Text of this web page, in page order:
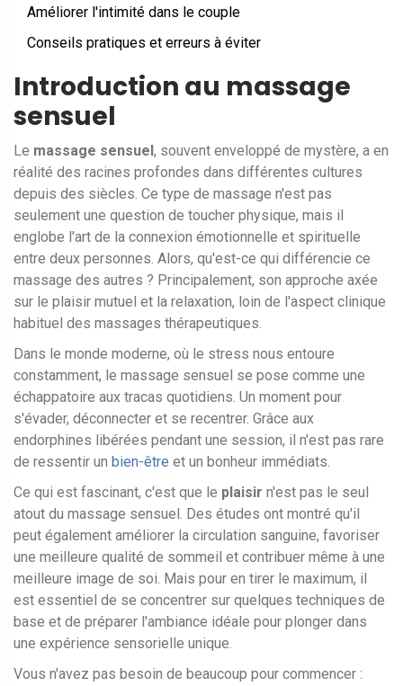
Améliorer l'intimité dans le couple
Conseils pratiques et erreurs à éviter
Introduction au massage
sensuel
Le massage sensuel, souvent enveloppé de mystère, a en
réalité des racines profondes dans différentes cultures
depuis des siècles. Ce type de massage n'est pas
seulement une question de toucher physique, mais il
englobe l'art de la connexion émotionnelle et spirituelle
entre deux personnes. Alors, qu'est-ce qui différencie ce
massage des autres ? Principalement, son approche axée
sur le plaisir mutuel et la relaxation, loin de l'aspect clinique
habituel des massages thérapeutiques.
Dans le monde moderne, où le stress nous entoure
constamment, le massage sensuel se pose comme une
échappatoire aux tracas quotidiens. Un moment pour
s'évader, déconnecter et se recentrer. Grâce aux
endorphines libérées pendant une session, il n'est pas rare
de ressentir un bien-être et un bonheur immédiats.
Ce qui est fascinant, c'est que le plaisir n'est pas le seul
atout du massage sensuel. Des études ont montré qu'il
peut également améliorer la circulation sanguine, favoriser
une meilleure qualité de sommeil et contribuer même à une
meilleure image de soi. Mais pour en tirer le maximum, il
est essentiel de se concentrer sur quelques techniques de
base et de préparer l'ambiance idéale pour plonger dans
une expérience sensorielle unique.
Vous n'avez pas besoin de beaucoup pour commencer :